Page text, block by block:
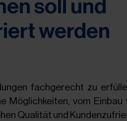
soll und
werden
fachgerecht zu
vom
Qualität und